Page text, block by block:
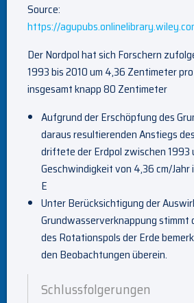
Source:
https://
Der Nordpol hat sich Forschern
1993 bis 2010 um 4,36 Zentimeter
insgesamt knapp 80 Zentimeter
Aufgrund der Erschöpfung des
daraus resultierenden Anstiegs
driftete der Erdpol zwischen 1993
Geschwindigkeit von 4,36 cm/Jahr
E
Unter Berücksichtigung der
Grundwasserverknappung
des Rotationspols der Erde
den Beobachtungen überein.
Schlussfolgerungen